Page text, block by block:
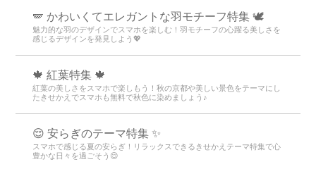
🪽 かわいくてエレガントな羽モチーフ特集 🕊️
魅力的な羽のデザインでスマホを楽しむ！羽モチーフの心躍る美しさを
感じるデザインを発見しよう💖
🍁 紅葉特集 🍁
紅葉の美しさをスマホで楽しもう！秋の京都や美しい景色をテーマにし
たきせかえでスマホも無料で秋色に染めましょう♪
😌 安らぎのテーマ特集 ✨
スマホで感じる夏の安らぎ！リラックスできるきせかえテーマ特集で心
豊かな日々を過ごそう😌